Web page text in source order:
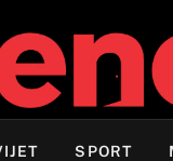
SPORT